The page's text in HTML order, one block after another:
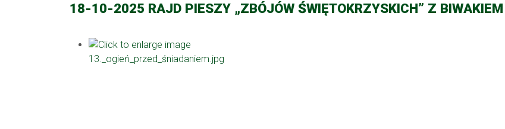
18-10-2025 RAJD PIESZY „ZBÓJÓW ŚWIĘTOKRZYSKICH” Z